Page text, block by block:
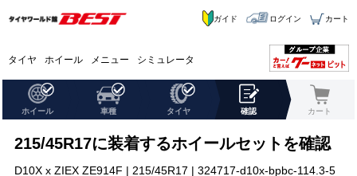
タイヤ ホイール メニュー シミュレータ
ガイド ログイン カート
ホイール 車種 タイヤ 確認 カート
215/45R17に装着するホイールセットを確認
D10X x ZIEX ZE914F | 215/45R17 | 324717-d10x-bpbc-114.3-5